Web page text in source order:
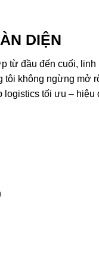
DIỆN
từ đầu đến cuối,
tôi không ngừng mở
tối ưu – hiệu